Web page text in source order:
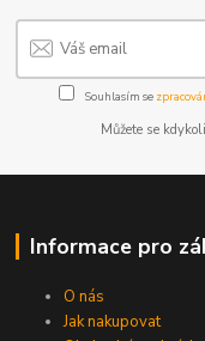
Souhlasím se
Můžete se
Informace pro
O nás
Jak nakupovat